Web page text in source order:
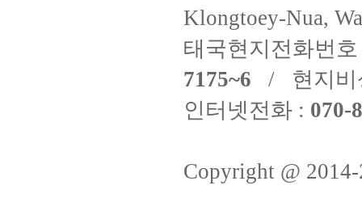
Klongtoey-Nua,
태국현지전화번
7175~6 / 현지비
인터넷전화 : 070-
Copyright @